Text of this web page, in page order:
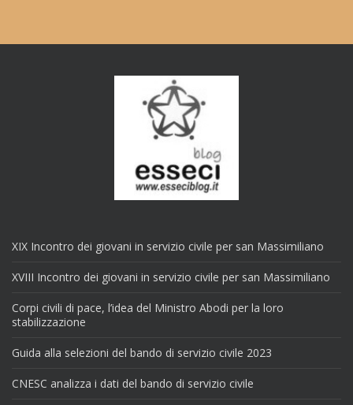
XIX Incontro dei giovani in servizio civile per san Massimiliano
XVIII Incontro dei giovani in servizio civile per san Massimiliano
Corpi civili di pace, l’idea del Ministro Abodi per la loro
stabilizzazione
Guida alla selezioni del bando di servizio civile 2023
CNESC analizza i dati del bando di servizio civile